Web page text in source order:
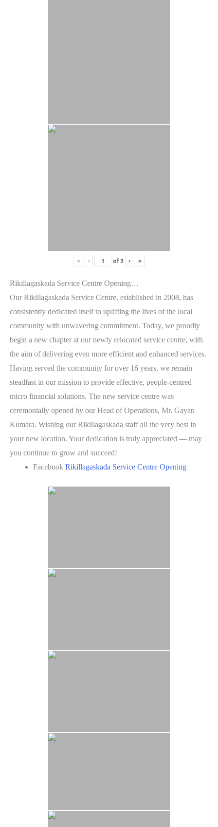
« ‹ of3 › »
Rikillagaskada Service Centre Opening…
Our Rikillagaskada Service Centre, established in 2008, has
consistently dedicated itself to uplifting the lives of the local
community with unwavering commitment. Today, we proudly
begin a new chapter at our newly relocated service centre, with
the aim of delivering even more efficient and enhanced services.
Having served the community for over 16 years, we remain
steadfast in our mission to provide effective, people-centred
micro financial solutions. The new service centre was
ceremonially opened by our Head of Operations, Mr. Gayan
Kumara. Wishing our Rikillagaskada staff all the very best in
your new location. Your dedication is truly appreciated — may
you continue to grow and succeed!
Facebook Rikillagaskada Service Centre Opening